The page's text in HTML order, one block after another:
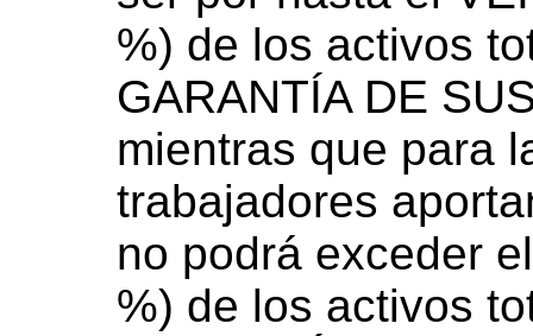
%) de los activos
GARANTÍA DE
mientras que para
trabajadores
no podrá exceder
%) de los activos